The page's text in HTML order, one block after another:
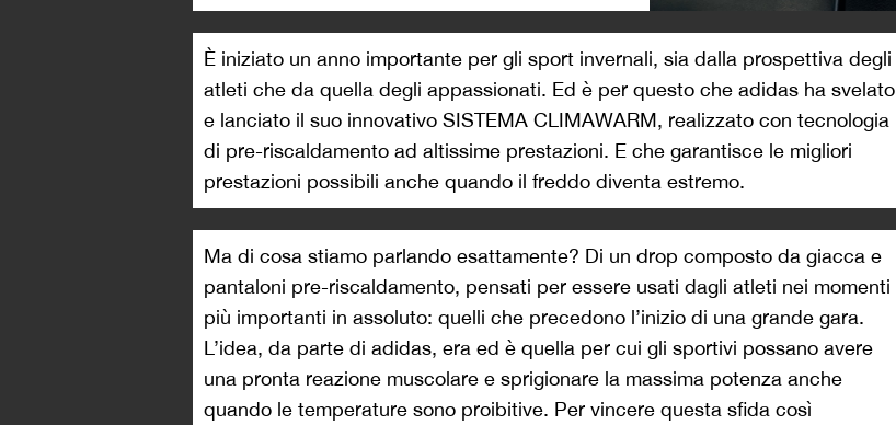
È iniziato un anno importante per gli sport invernali, sia dalla prospettiva degli
atleti che da quella degli appassionati. Ed è per questo che adidas ha svelato
e lanciato il suo innovativo SISTEMA CLIMAWARM, realizzato con tecnologia
di pre-riscaldamento ad altissime prestazioni. E che garantisce le migliori
prestazioni possibili anche quando il freddo diventa estremo.
Ma di cosa stiamo parlando esattamente? Di un drop composto da giacca e
pantaloni pre-riscaldamento, pensati per essere usati dagli atleti nei momenti
più importanti in assoluto: quelli che precedono l’inizio di una grande gara.
L’idea, da parte di adidas, era ed è quella per cui gli sportivi possano avere
una pronta reazione muscolare e sprigionare la massima potenza anche
quando le temperature sono proibitive. Per vincere questa sfida così